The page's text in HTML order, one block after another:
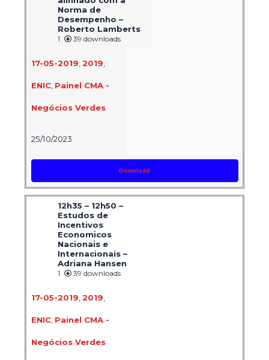
Norma de
Desempenho –
Roberto Lamberts
1 39 downloads
17-05-2019 2019
ENIC, Painel CMA -
Negócios Verdes
25/10/2023
Download
12h35 – 12h50 –
Estudos de
Incentivos
Economicos
Nacionais e
Internacionais –
Adriana Hansen
1 39 downloads
17-05-2019 2019
ENIC, Painel CMA -
Negócios Verdes